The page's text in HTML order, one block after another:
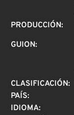
PRODUCCIÓN:
GUION:
CLASIFICACIÓN:
PAÍS:
IDIOMA: